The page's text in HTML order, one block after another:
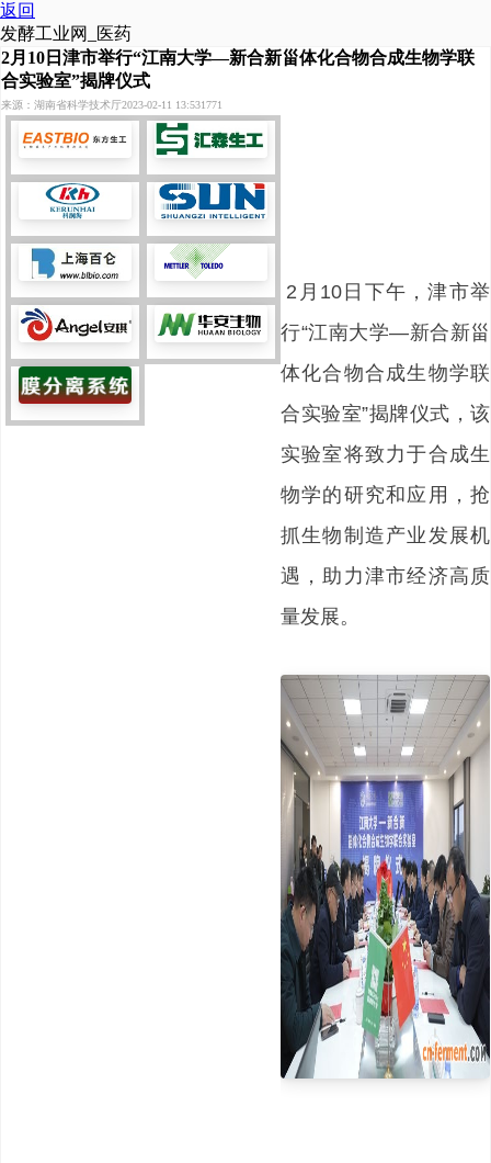
返回
发酵工业网_医药
2月10日津市举行“江南大学—新合新甾体化合物合成生物学联
合实验室”揭牌仪式
来源：湖南省科学技术厅2023-02-11 13:531771
2月10日下午，津市举
行“江南大学—新合新甾
体化合物合成生物学联
合实验室”揭牌仪式，该
实验室将致力于合成生
物学的研究和应用，抢
抓生物制造产业发展机
遇，助力津市经济高质
量发展。